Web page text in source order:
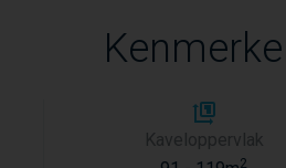
Kaveloppervlak
2